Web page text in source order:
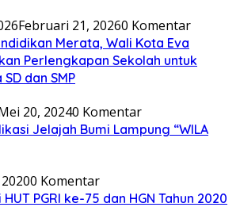
Februari 21, 20260 Komentar
Merata, Wali Kota Eva
Perlengkapan Sekolah untuk
dan SMP
20, 20240 Komentar
Jelajah Bumi Lampung “WILA
0 Komentar
PGRI ke-75 dan HGN Tahun 2020